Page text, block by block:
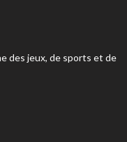
des jeux, de sports et de